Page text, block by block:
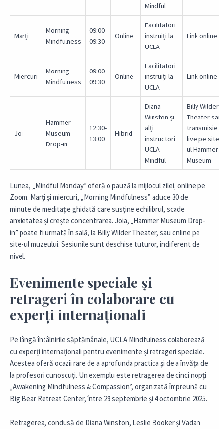
Mindful
Marți
Morning
Mindfulness
09:00-
09:30
Online
Facilitatori
instruiți la
UCLA
Link online
Miercuri
Morning
Mindfulness
09:00-
09:30
Online
Facilitatori
instruiți la
UCLA
Link online
Joi
Hammer
Museum
Drop-in
12:30-
13:00
Hibrid
Diana
Winston și
alți
instructori
UCLA
Mindful
Billy Wilder
Theater
transmisie
live pe
ul Hammer
Museum
Lunea, „Mindful Monday” oferă o pauză la mijlocul zilei, online pe
Zoom. Marți și miercuri, „Morning Mindfulness” aduce 30 de
minute de meditație ghidată care susține echilibrul, scade
anxietatea și crește concentrarea. Joia, „Hammer Museum Drop-
in” poate fi urmată în sală, la Billy Wilder Theater, sau online pe
site-ul muzeului. Sesiunile sunt deschise tuturor, indiferent de
nivel.
Evenimente speciale și
retrageri în colaborare cu
experți internaționali
Pe lângă întâlnirile săptămânale, UCLA Mindfulness colaborează
cu experți internaționali pentru evenimente și retrageri speciale.
Acestea oferă ocazii rare de a aprofunda practica și de a învăța de
la profesori cunoscuți. Un exemplu este retragerea de cinci nopți
„Awakening Mindfulness & Compassion”, organizată împreună cu
Big Bear Retreat Center, între 29 septembrie și 4 octombrie 2025.
Retragerea, condusă de Diana Winston, Leslie Booker și Vadan